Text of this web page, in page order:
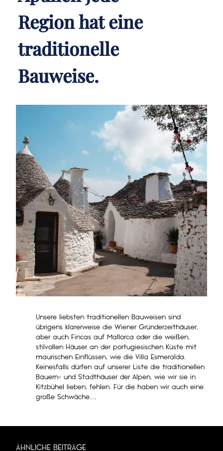
Region hat eine
traditionelle
Bauweise.
Unsere liebsten traditionellen Bauweisen sind
übrigens klarerweise die Wiener Gründerzeithäuser,
aber auch Fincas auf Mallorca oder die weißen,
stilvollen Häuser an der portugiesischen Küste mit
maurischen Einflüssen, wie die Villa Esmeralda.
Keinesfalls dürfen auf unserer Liste die traditionellen
Bauern- und Stadthäuser der Alpen, wie wir sie in
Kitzbühel lieben, fehlen. Für die haben wir auch eine
große Schwäche…
ÄHNLICHE BEITRÄGE